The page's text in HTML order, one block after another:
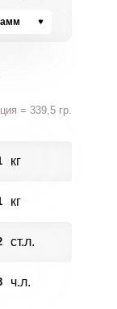
= 339,5 гр.
кг
кг
ст.л.
ч.л.